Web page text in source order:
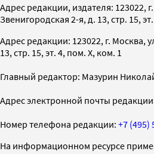
Адрес редакции, издателя: 123022,
Звенигородская 2-я, д. 13, стр. 15,
Адрес редакции: 123022, г. Москва,
13, стр. 15, эт. 4, пом. X, ком. 1
Главный редактор: Мазурин
Адрес электронной почты
Номер телефона редакции: +7 (495)
На информационном ресурсе